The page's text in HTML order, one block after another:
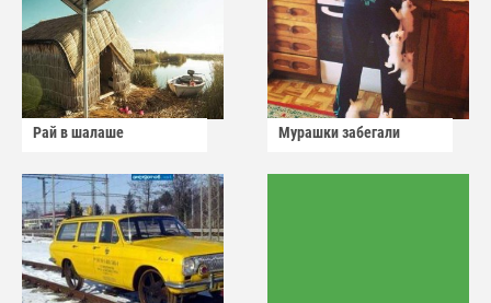
Рай в шалаше Мурашки забегали